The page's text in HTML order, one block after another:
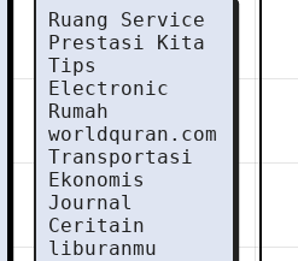
Ruang Service
Prestasi Kita
Tips
Electronic
Rumah
worldquran.com
Transportasi
Ekonomis
Journal
Ceritain
liburanmu